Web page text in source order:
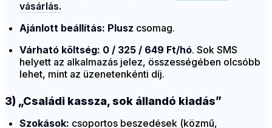
vásárlás.
Ajánlott beállítás: Plusz csomag.
Várható költség: 0 / 325 / 649 Ft/hó. Sok SMS
helyett az alkalmazás jelez, összességében olcsóbb
lehet, mint az üzenetenkénti díj.
3) „Családi kassza, sok állandó kiadás”
Szokások: csoportos beszedések (közmű,